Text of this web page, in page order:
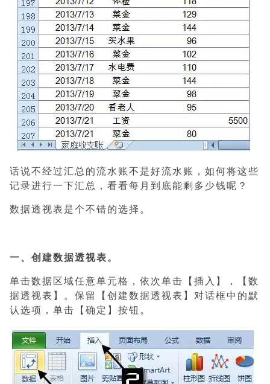
话说不经过汇总的流水账不是好流水账，如何将这些
记录进行一下汇总，看看每月到底能剩多少钱呢？
数据透视表是个不错的选择。
一、创建数据透视表。
单击数据区域任意单元格，依次单击【插入】，【数
据透视表】。保留【创建数据透视表】对话框中的默
认选项，单击【确定】按钮。